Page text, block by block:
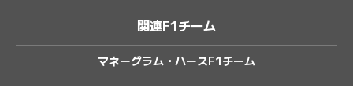
関連F1チーム
マネーグラム・ハースF1チーム